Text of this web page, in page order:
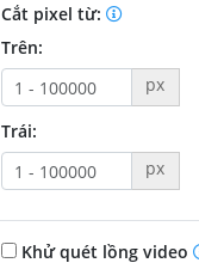
Cắt pixel từ:
Trên:
px
Trái:
px
Khử quét lồng video